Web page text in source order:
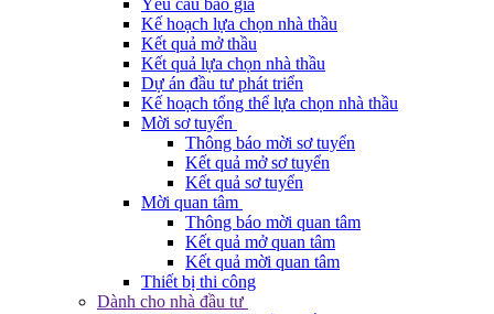
Yêu cầu báo giá
Kế hoạch lựa chọn nhà thầu
Kết quả mở thầu
Kết quả lựa chọn nhà thầu
Dự án đầu tư phát triển
Kế hoạch tổng thể lựa chọn nhà thầu
Mời sơ tuyển
Thông báo mời sơ tuyển
Kết quả mở sơ tuyển
Kết quả sơ tuyển
Mời quan tâm
Thông báo mời quan tâm
Kết quả mở quan tâm
Kết quả mời quan tâm
Thiết bị thi công
Dành cho nhà đầu tư